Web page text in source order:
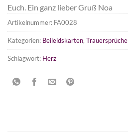
Euch. Ein ganz lieber Gruß Noa
Artikelnummer: FA0028
Kategorien: Beileidskarten, Trauersprüche
Schlagwort: Herz